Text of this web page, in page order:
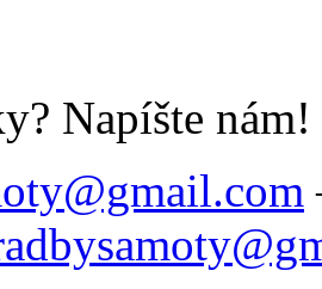
Napíšte nám!